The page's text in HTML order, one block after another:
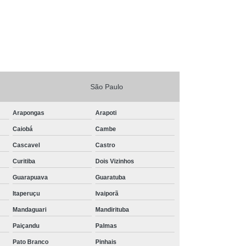
São Paulo
Arapongas Arapoti
Caiobá Cambe
Cascavel Castro
Curitiba Dois Vizinhos
Guarapuava Guaratuba
Itaperuçu Ivaiporã
Mandaguari Mandirituba
Paiçandu Palmas
Pato Branco Pinhais